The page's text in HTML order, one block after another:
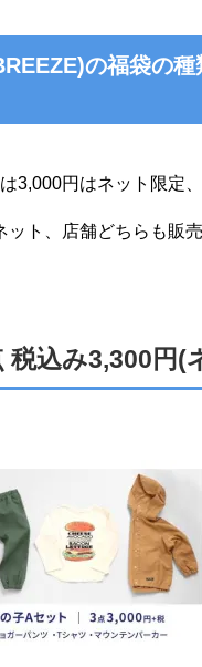
の福袋の種
3,000円はネット限定、
ット、店舗どちらも販売
税込み3,300円(